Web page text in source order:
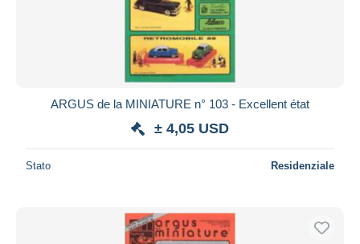
ARGUS de la MINIATURE n° 103 - Excellent état
± 4,05 USD
Stato Residenziale